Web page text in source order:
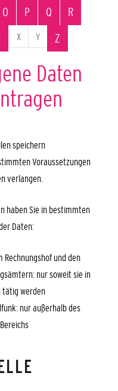
O P Q
R
X Y Z
Daten
speichern
Voraussetzungen
verlangen.
haben Sie in bestimmten
Daten:
Rechnungshof und den
nur soweit sie in
tätig werden
nur außerhalb des